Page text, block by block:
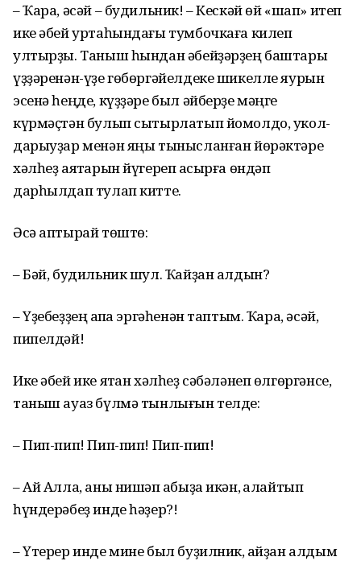
– Ҡара, әсәй – будильник! – Кескәй өй «шап» итеп
ике әбей уртаһындағы тумбочкаға килеп
ултырҙы. Таныш һындан әбейҙәрҙең баштары
үҙҙәренән-үҙе гөбөргәйелдеке шикелле яурын
эсенә һеңде, күҙҙәре был әйберҙе мәңге
күрмәҫтән булып сытырлатып йомолдо, укол-
дарыуҙар менән яңы тынысланған йөрәктәре
хәлһеҙ аяҡтарын йүгереп ҡасырға өндәп
дарһылдап тулап китте.
Әсә аптырай төштө:
– Бәй, будильник шул. Ҡайҙан алдын?
– Үҙебеҙҙең ҡапҡа эргәһенән таптым. Ҡара, әсәй,
пипелдәй!
Ике әбей ике яҡтан хәлһеҙ сәбәләнеп өлгөргәнсе,
таныш ауаз бүлмә тынлығын телде:
– Пип-пип! Пип-пип! Пип-пип!
– Ай Алла, аны нишәп ҡабыҙа икән, ҡалайтып
һүндерәбеҙ инде һәҙер?!
– Үтерер инде мине был буҙилник, ҡайҙан алдым